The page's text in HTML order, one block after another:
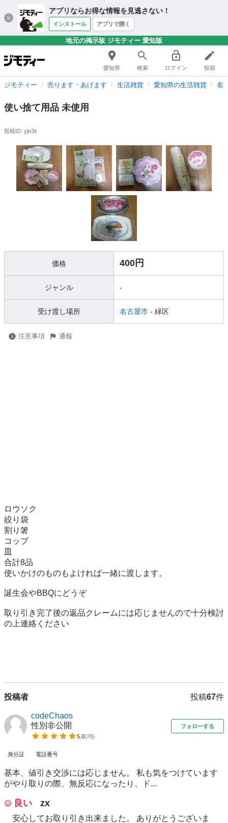
アプリならお得な情報を見逃さない！
インストール アプリで開く
地元の掲示板 ジモティー 愛知版
愛知県 検索 ログイン 投稿
ジモティー 売ります・あげます 生活雑貨 愛知県の生活雑貨 名
使い捨て用品 未使用
投稿ID: yjn3s
価格 400円
ジャンル -
受け渡し場所 名古屋市 - 緑区
注意事項 通報
ロウソク
絞り袋
割り箸
コップ
皿
合計8品
使いかけのものもよければ一緒に渡します。
誕生会やBBQにどうぞ
取り引き完了後の返品クレームには応じませんので十分検討
の上連絡ください
投稿者 投稿67件
codeChaos
性別非公開
5.0(78)
フォローする
身分証 電話番号
基本、値引き交渉には応じません。 私も気をつけています
がやり取りの際、無反応になったり、ド...
良い zx
安心してお取り引き出来ました。 ありがとうございま